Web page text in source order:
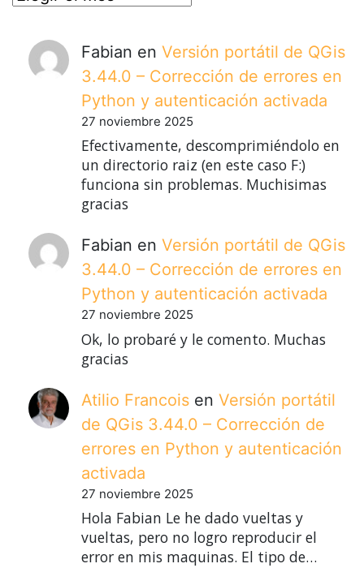
Fabian en Versión portátil de QGis
3.44.0 – Corrección de errores en
Python y autenticación activada
27 noviembre 2025
Efectivamente, descomprimiéndolo en
un directorio raiz (en este caso F:)
funciona sin problemas. Muchisimas
gracias
Fabian en Versión portátil de QGis
3.44.0 – Corrección de errores en
Python y autenticación activada
27 noviembre 2025
Ok, lo probaré y le comento. Muchas
gracias
Atilio Francois en Versión portátil
de QGis 3.44.0 – Corrección de
errores en Python y autenticación
activada
27 noviembre 2025
Hola Fabian Le he dado vueltas y
vueltas, pero no logro reproducir el
error en mis maquinas. El tipo de…